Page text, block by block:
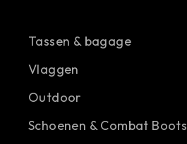
Tassen & bagage
Vlaggen
Outdoor
Schoenen & Combat Boots